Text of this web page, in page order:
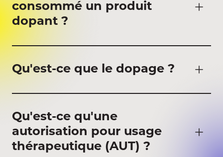
consommé un produit
dopant ?
Qu'est-ce que le dopage ?
Qu'est-ce qu'une
autorisation pour usage
thérapeutique (AUT) ?